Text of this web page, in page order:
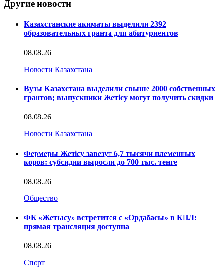
Другие новости
Казахстанские акиматы выделили 2392
образовательных гранта для абитуриентов
08.08.26
Новости Казахстана
Вузы Казахстана выделили свыше 2000 собственных
грантов; выпускники Жетісу могут получить скидки
08.08.26
Новости Казахстана
Фермеры Жетісу завезут 6,7 тысячи племенных
коров: субсидии выросли до 700 тыс. тенге
08.08.26
Общество
ФК «Жетысу» встретится с «Ордабасы» в КПЛ:
прямая трансляция доступна
08.08.26
Спорт